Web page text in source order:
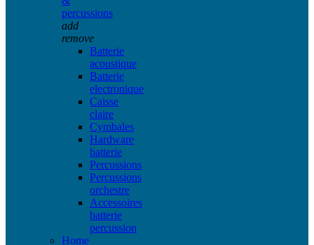
percussions
add
remove
Batterie
acoustique
Batterie
electronique
Caisse
claire
Cymbales
Hardware
batterie
Percussions
Percussions
orchestre
Accessoires
batterie
percussion
Home